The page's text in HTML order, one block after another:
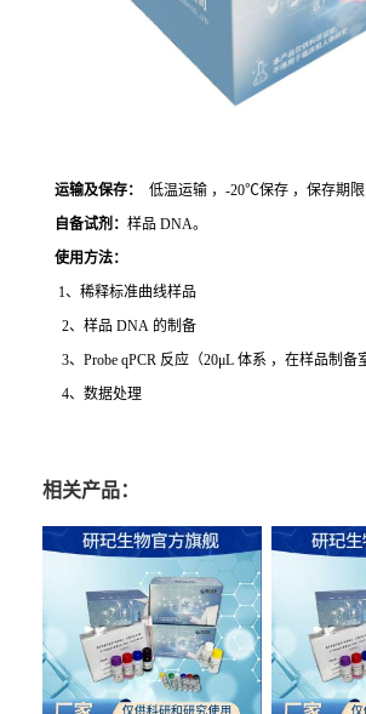
运输及保存：
低温运输 ，-20℃保存 ，保存期限
自备试剂： 样品 DNA。
使用方法：
1、稀释标准曲线样品
2、样品 DNA 的制备
3、Probe qPCR 反应（20μL 体系 ，在样品制备
4、数据处理
相关产品：